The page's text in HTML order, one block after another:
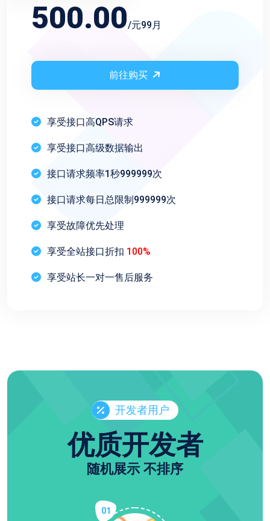
500.00/元99月
前往购买
享受接口高QPS请求
享受接口高级数据输出
接口请求频率1秒999999次
接口请求每日总限制999999次
享受故障优先处理
享受全站接口折扣 100%
享受站长一对一售后服务
开发者用户
优质开发者
随机展示 不排序
01